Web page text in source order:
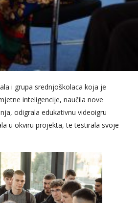
i grupa srednjoškolaca koja je
inteligencije, naučila nove
odigrala edukativnu videoigru
u okviru projekta, te testirala svoje